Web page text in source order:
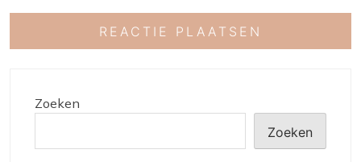
Zoeken
Zoeken